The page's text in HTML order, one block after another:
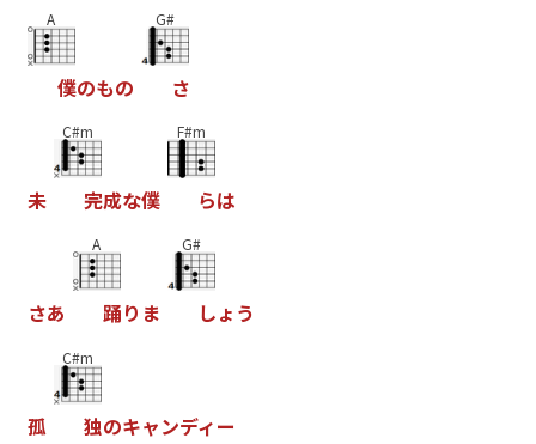
A
僕のもの
G#
さ
未
C#m
完成な僕
F#m
らは
さあ
A
踊り ま
G#
しょ う
孤
C#m
独のキャンディー